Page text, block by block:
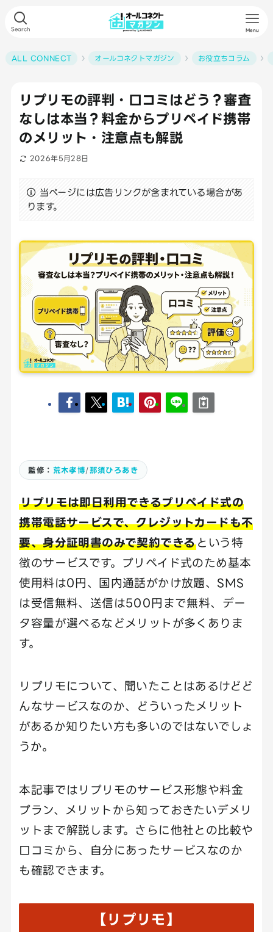
Search Menu
ALL CONNECT オールコネクトマガジン お役立ちコラム
リプリモの評判・口コミはどう？審査
なしは本当？料金からプリペイド携帯
のメリット・注意点も解説
2026年5月28日
当ページには広告リンクが含まれている場合があ
ります。
監修： 荒木孝博/那須ひろあき
リプリモは即日利用できるプリペイド式の
携帯電話サービスで、クレジットカードも不
要、身分証明書のみで契約できる という特
徴のサービスです。プリペイド式のため基本
使用料は0円、国内通話がかけ放題、SMS
は受信無料、送信は500円まで無料、デー
タ容量が選べるなどメリットが多くありま
す。
リプリモについて、聞いたことはあるけどど
んなサービスなのか、どういったメリット
があるか知りたい方も多いのではないでしょ
うか。
本記事ではリプリモのサービス形態や料金
プラン、メリットから知っておきたいデメリ
ットまで解説します。さらに他社との比較や
口コミから、自分にあったサービスなのか
も確認できます。
【リプリモ】